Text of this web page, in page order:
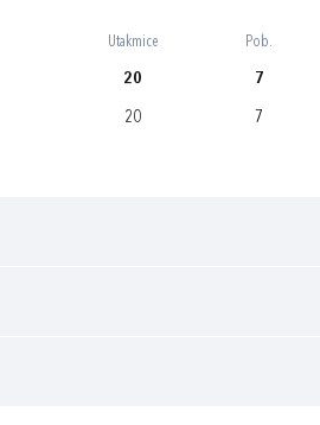
Utakmice Pob.
20 7
20 7